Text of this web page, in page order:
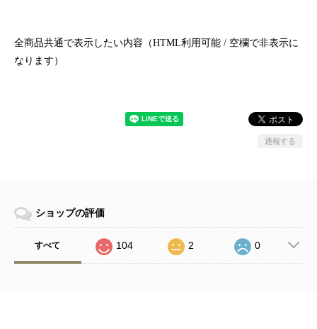
全商品共通で表示したい内容（HTML利用可能 / 空欄で非表示に
なります）
通報する
ショップの評価
すべて 104 2 0